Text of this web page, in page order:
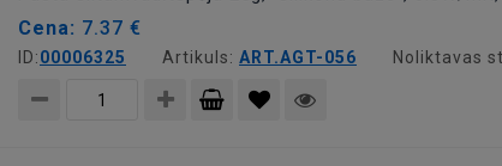
Cena: 7.37 €
ID:00006325 Artikuls: ART.AGT-056 Noliktavas